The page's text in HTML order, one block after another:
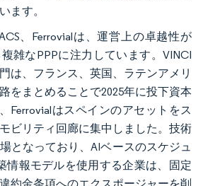
ます。
、Ferrovialは、運営上の卓越性が
雑なPPPに注力しています。VINCI
は、フランス、英国、ラテンアメリ
をまとめることで2025年に投下資本
Ferrovialはスペインのアセットをス
ビリティ回廊に集中しました。技術
となっており、AIベースのスケジュ
情報モデルを使用する企業は、固定